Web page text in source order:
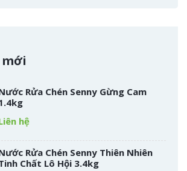
mới
Rửa Chén Senny Gừng Cam
hệ
Rửa Chén Senny Thiên Nhiên
Chất Lô Hội 3.4kg